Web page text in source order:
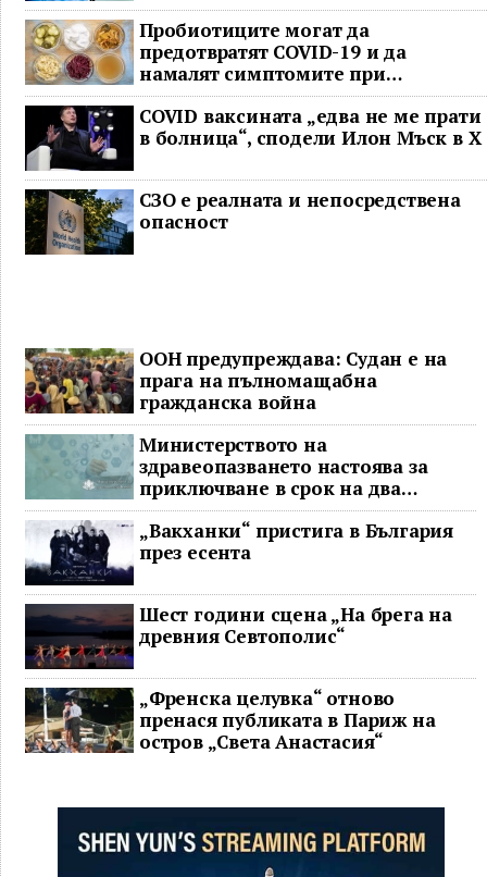
Пробиотиците могат да
предотвратят COVID-19 и да
намалят симптомите при
неваксинирани
COVID ваксината „едва не ме прати
в болница“, сподели Илон Мъск в Х
СЗО е реалната и непосредствена
опасност
ООН предупреждава: Судан е на
прага на пълномащабна
гражданска война
Министерството на
здравеопазването настоява за
приключване в срок на два
ключови строителни проекта
„Вакханки“ пристига в България
през есента
Шест години сцена „На брега на
древния Севтополис“
„Френска целувка“ отново
пренася публиката в Париж на
остров „Света Анастасия“